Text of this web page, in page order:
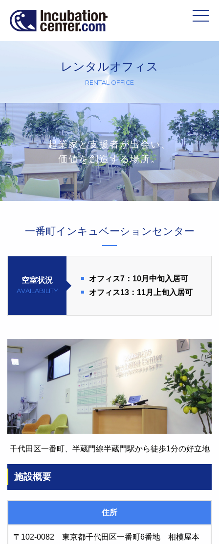
レンタルオフィス
RENTAL OFFICE
起業家と支援者が出会い、
価値を創造する場所。
一番町インキュベーションセンター
空室状況
AVAILABILITY
オフィス7：10月中旬入居可
オフィス13：11月上旬入居可
千代田区一番町、半蔵門線半蔵門駅から徒歩1分の好立地
施設概要
住所
〒102-0082 東京都千代田区一番町6番地 相模屋本